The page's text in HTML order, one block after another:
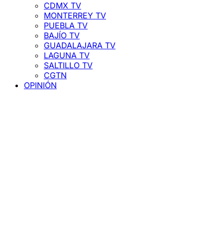
CDMX TV
MONTERREY TV
PUEBLA TV
BAJÍO TV
GUADALAJARA TV
LAGUNA TV
SALTILLO TV
CGTN
OPINIÓN